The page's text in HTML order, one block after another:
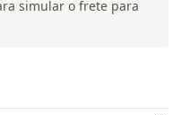
simular o frete para